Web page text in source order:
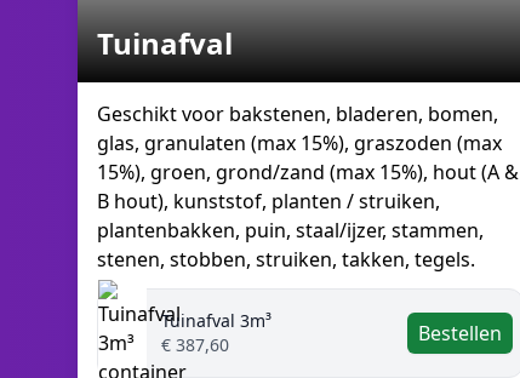
Tuinafval
Geschikt voor bakstenen, bladeren, bomen,
glas, granulaten (max 15%), graszoden (max
15%), groen, grond/zand (max 15%), hout (A &
B hout), kunststof, planten / struiken,
plantenbakken, puin, staal/ijzer, stammen,
stenen, stobben, struiken, takken, tegels.
Tuinafval 3m³
€ 387,60
Bestellen